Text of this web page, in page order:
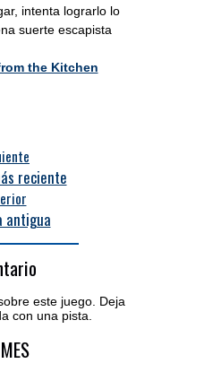
intenta lograrlo lo
suerte escapista
the Kitchen
reciente
antigua
este juego. Deja
con una pista.